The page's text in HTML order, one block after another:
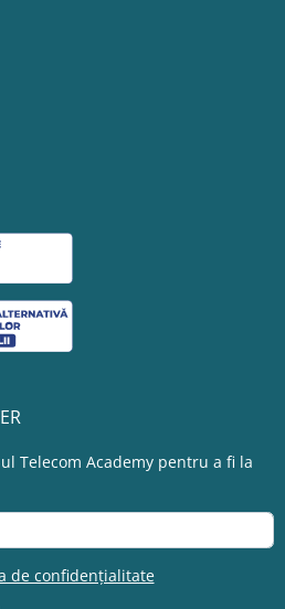
Telecom Academy pentru a fi la
de confidențialitate